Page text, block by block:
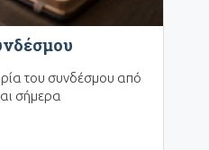
του συνδέσμου από
σήμερα